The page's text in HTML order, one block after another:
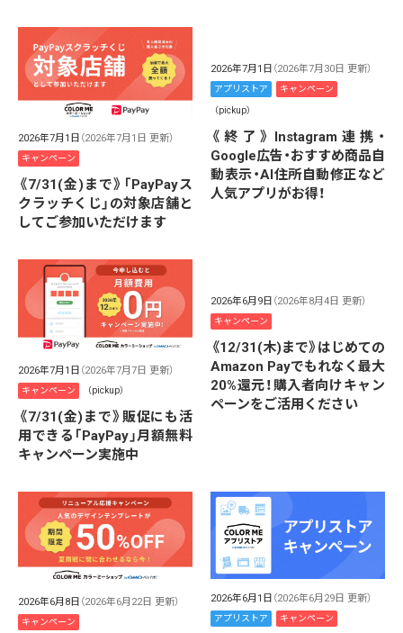
2026年7月1日 （2026年7月1日 更新）
キャンペーン
《7/31(金)まで》「PayPayス
クラッチくじ」の対象店舗と
してご参加いただけます
2026年7月1日 （2026年7月30日 更新）
アプリストア キャンペーン
（pickup）
《終了》Instagram連携・
Google広告・おすすめ商品自
動表示・AI住所自動修正など
人気アプリがお得！
2026年7月1日 （2026年7月7日 更新）
キャンペーン （pickup）
《7/31(金)まで》販促にも活
用できる「PayPay」月額無料
キャンペーン実施中
2026年6月9日 （2026年8月4日 更新）
キャンペーン
《12/31(木)まで》はじめての
Amazon Payでもれなく最大
20%還元！購入者向けキャン
ペーンをご活用ください
2026年6月8日 （2026年6月22日 更新）
キャンペーン
2026年6月1日 （2026年6月29日 更新）
アプリストア キャンペーン